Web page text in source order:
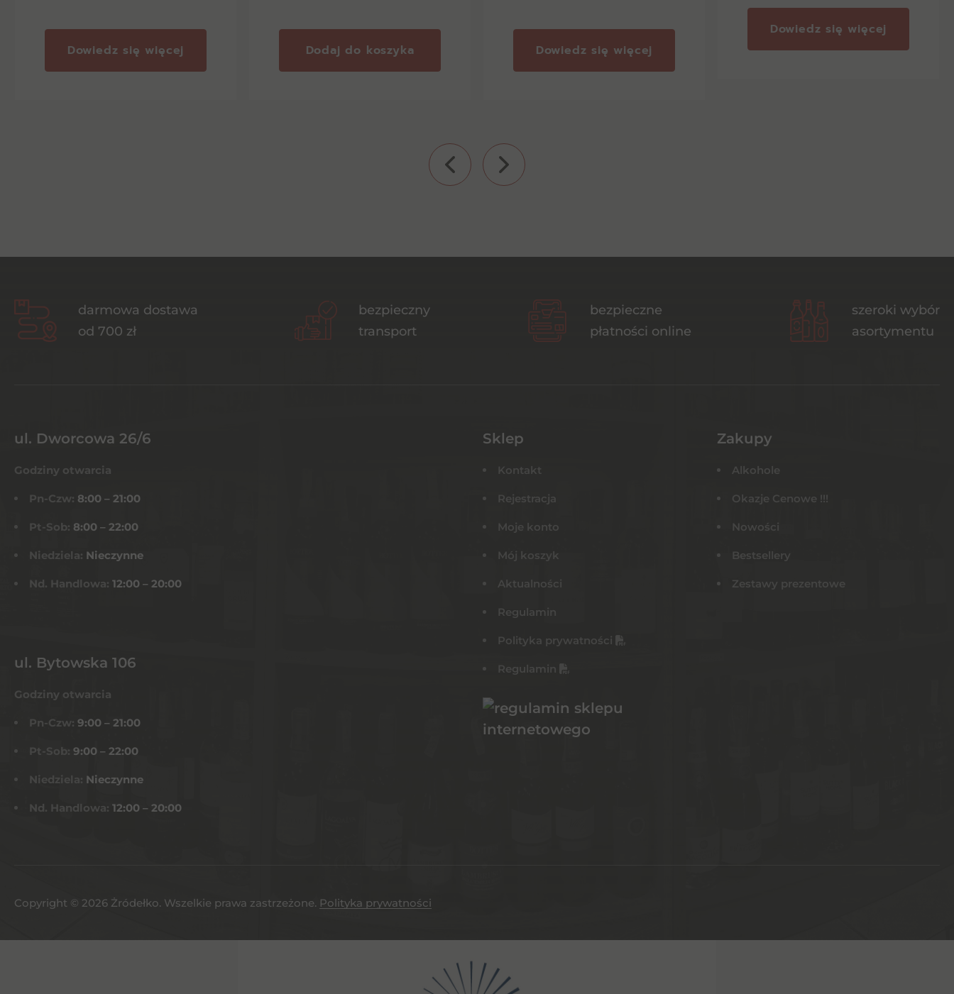
Dowiedz się więcej Dodaj do koszyka Dowiedz się więcej
Dowiedz się więcej
darmowa dostawa
od 700 zł
bezpieczny
transport
bezpieczne
płatności online
szeroki wybór
asortymentu
ul. Dworcowa 26/6
Godziny otwarcia
Pn-Czw: 8:00 – 21:00
Pt-Sob: 8:00 – 22:00
Niedziela: Nieczynne
Nd. Handlowa: 12:00 – 20:00
ul. Bytowska 106
Godziny otwarcia
Pn-Czw: 9:00 – 21:00
Pt-Sob: 9:00 – 22:00
Niedziela: Nieczynne
Nd. Handlowa: 12:00 – 20:00
Sklep
Kontakt
Rejestracja
Moje konto
Mój koszyk
Aktualności
Regulamin
Polityka prywatności
Regulamin
Zakupy
Alkohole
Okazje Cenowe !!!
Nowości
Bestsellery
Zestawy prezentowe
Copyright © 2026 Żródełko. Wszelkie prawa zastrzeżone. Polityka prywatności